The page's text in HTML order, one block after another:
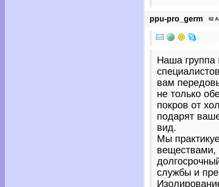
ppu-pro_germ 02
Наша группа
вам
не только
покров от
подарят
вид.
Мы
веществами,
службы и